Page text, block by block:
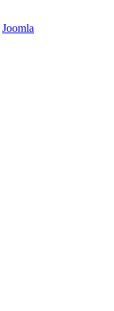
Joomla